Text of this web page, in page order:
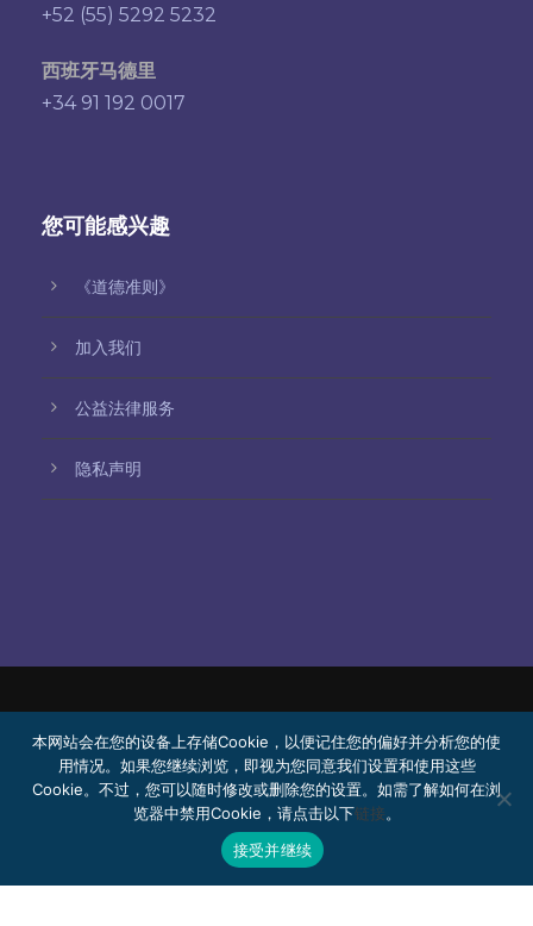
+52 (55) 5292 5232
西班牙马德里
+34 91 192 0017
您可能感兴趣
《道德准则》
加入我们
公益法律服务
隐私声明
S.C.
内容由机器翻译生成。翻译准确性可能因语言而异。
公益法律服务
加入我们 Webmail
本网站会在您的设备上存储Cookie，以便记住您的偏好并分析您的使
用情况。如果您继续浏览，即视为您同意我们设置和使用这些
Cookie。不过，您可以随时修改或删除您的设置。如需了解如何在浏
览器中禁用Cookie，请点击以下链接。
接受并继续